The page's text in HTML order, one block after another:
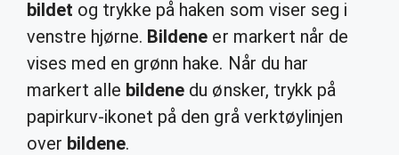
bildet og trykke på haken som viser seg i
venstre hjørne. Bildene er markert når de
vises med en grønn hake. Når du har
markert alle bildene du ønsker, trykk på
papirkurv-ikonet på den grå verktøylinjen
over bildene.